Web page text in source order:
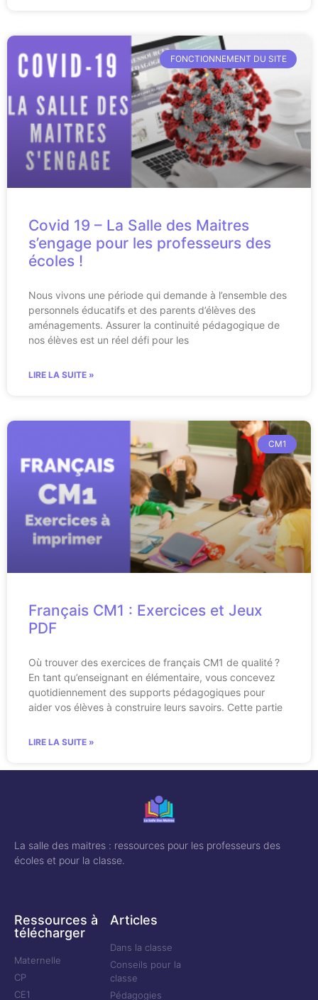
FONCTIONNEMENT DU SITE
Covid 19 – La Salle des Maitres
s’engage pour les professeurs des
écoles !
Nous vivons une période qui demande à l’ensemble des
personnels éducatifs et des parents d’élèves des
aménagements. Assurer la continuité pédagogique de
nos élèves est un réel défi pour les
LIRE LA SUITE »
CM1
Français CM1 : Exercices et Jeux
PDF
Où trouver des exercices de français CM1 de qualité ?
En tant qu’enseignant en élémentaire, vous concevez
quotidiennement des supports pédagogiques pour
aider vos élèves à construire leurs savoirs. Cette partie
LIRE LA SUITE »
La salle des maitres : ressources pour les professeurs des
écoles et pour la classe.
Ressources à
télécharger
Maternelle
CP
CE1
Articles
Dans la classe
Conseils pour la
classe
Pédagogies